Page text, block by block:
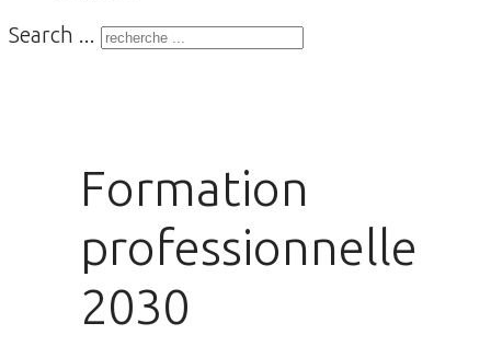
Search ...
Formation
professionnelle
2030